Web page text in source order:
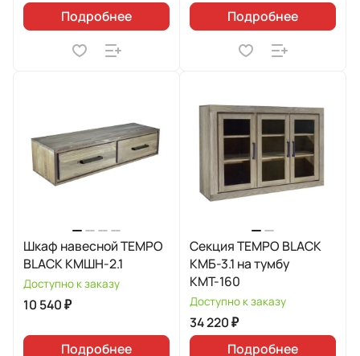
Подробнее
Подробнее
Шкаф навесной TEMPO
BLACK КМШН-2.1
Доступно к заказу
10 540 ₽
Подробнее
Секция TEMPO BLACK
КМБ-3.1 на тумбу
КМТ-160
Доступно к заказу
34 220 ₽
Подробнее